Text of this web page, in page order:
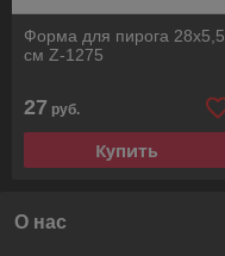
Форма для пирога 28х5,5
см Z-1275
27 руб.
Купить
О нас